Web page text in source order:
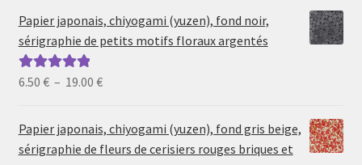
prix :
6.50 €
19.00 €
Papier japonais, chiyogami (yuzen), fond noir,
sérigraphie de petits motifs floraux argentés
Note5.00sur
6.50 € – 19.00 €Plage
prix :
6.50 €
Papier japonais, chiyogami (yuzen), fond gris beige,
sérigraphie de fleurs de cerisiers rouges briques et